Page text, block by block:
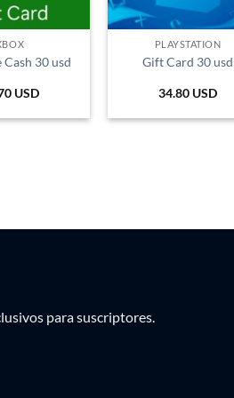
Cash 30 usd
USD
PLAYSTATION
Gift Card 30 usd
34.80 USD
para suscriptores.